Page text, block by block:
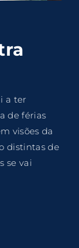
a ter
de férias
visões da
distintas de
se vai